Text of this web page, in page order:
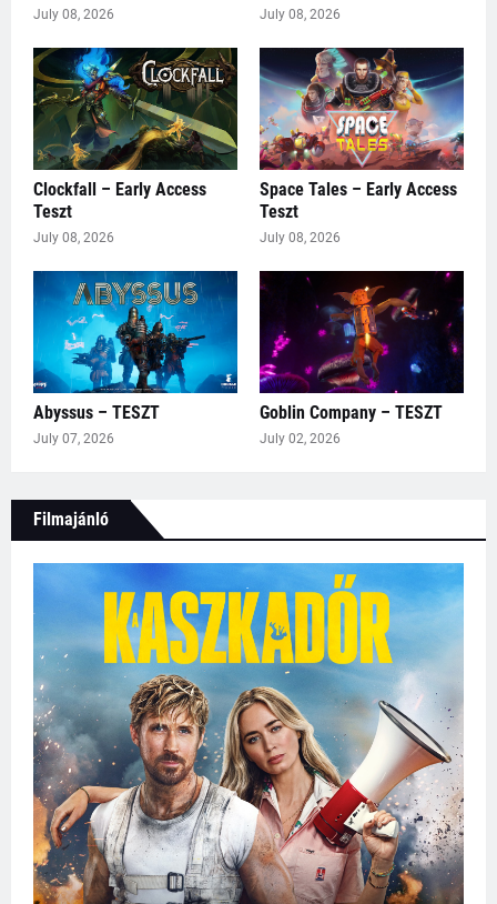
July 08, 2026 July 08, 2026
Clockfall – Early Access
Teszt
July 08, 2026
Space Tales – Early Access
Teszt
July 08, 2026
Abyssus – TESZT
July 07, 2026
Goblin Company – TESZT
July 02, 2026
Filmajánló